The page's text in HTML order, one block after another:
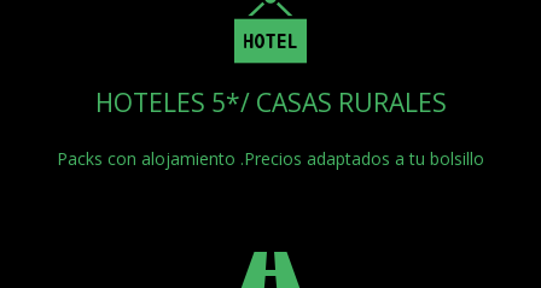
HOTELES 5*/ CASAS RURALES
Packs con alojamiento .Precios adaptados a tu bolsillo